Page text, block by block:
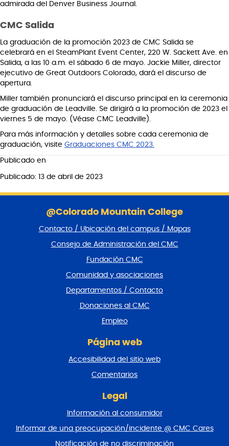
admirada del Denver Business Journal.
CMC Salida
La graduación de la promoción 2023 de CMC Salida se
celebrará en el SteamPlant Event Center, 220 W. Sackett Ave. en
Salida, a las 10 a.m. el sábado 6 de mayo. Jackie Miller, director
ejecutivo de Great Outdoors Colorado, dará el discurso de
apertura.
Miller también pronunciará el discurso principal en la ceremonia
de graduación de Leadville. Se dirigirá a la promoción de 2023 el
viernes 5 de mayo. (Véase CMC Leadville).
Para más información y detalles sobre cada ceremonia de
graduación, visite Graduaciones CMC 2023.
Publicado en
Publicado: 13 de abril de 2023
@Colorado Mountain College
Contacto / Ubicación del campus / Mapas
Consejo de Administración del CMC
Fundación CMC
Comunidad y asociaciones
Departamentos / Contacto
Donaciones al CMC
Empleo
Página web
Accesibilidad del sitio web
Comentarios
Legal
Información al consumidor
Informar de una preocupación/incidente @ CMC Cares
Notificación de no discriminación